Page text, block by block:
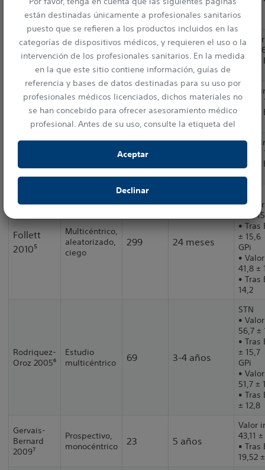
están destinadas únicamente a profesionales sanitarios
puesto que se refieren a los productos incluidos en las
categorías de dispositivos médicos, y requieren el uso o la
intervención de los profesionales sanitarios. En la medida
en la que este sitio contiene información, guías de
referencia y bases de datos destinadas para su uso por
profesionales médicos licenciados, dichos materiales no
se han concebido para ofrecer asesoramiento médico
profesional. Antes de su uso, consulte la etiqueta del
instrucciones de operativas.
Aceptar
Declinar
emparejados
Tir 2007²
Estudio
prospectivo,
monocéntrico
103 12 meses
•
50 ±
• Tras
Fraix
2006³
Prospectivo,
multicéntrico
95 12 meses
Valor
49,2 ±
•
2008⁴
54
Valor
48,2 ±
•
± 8,2
Follett
2010⁵
Multicéntrico,
aleatorizado,
ciego
299 24 meses
•
43 ± 15
• Tras
± 15,6
GPi
•
41,8 ±
• Tras
14,2
Rodriquez-
Oroz 2005⁶
Estudio
multicéntrico
69 3-4 años
STN
•
56,7 ±
• Tras
± 15,7
GPi
•
51,7 ±
• Tras
± 12,8
Gervais-
Bernard
2009⁷
Prospectivo,
monocéntrico
23 5 años
Valor
43,11
• Tras
19,52